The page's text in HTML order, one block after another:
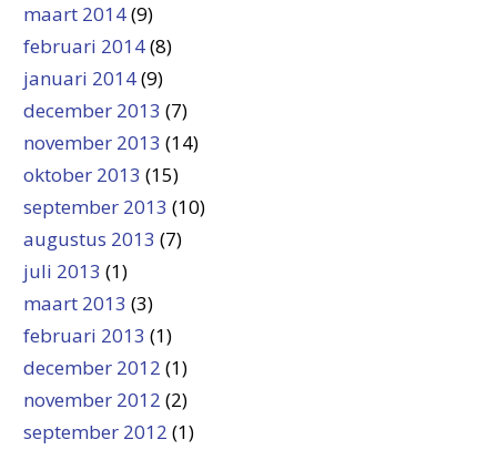
maart 2014(9)
februari 2014(8)
januari 2014(9)
december 2013 (7)
november 2013 (14)
oktober 2013 (15)
september 2013 (10)
augustus 2013 (7)
juli 2013 (1)
maart 2013 (3)
februari 2013 (1)
december 2012 (1)
november 2012 (2)
september 2012 (1)